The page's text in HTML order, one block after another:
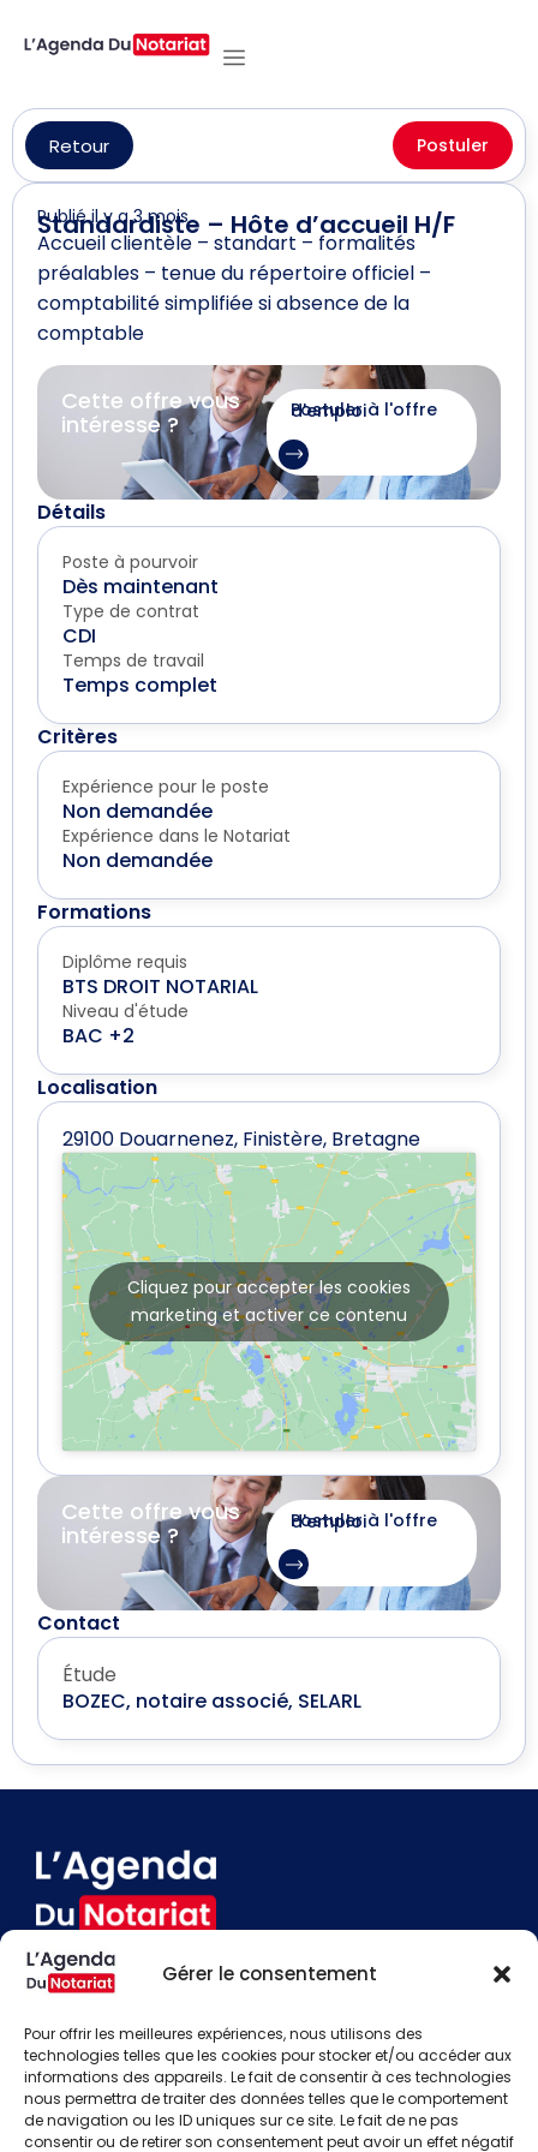
Gérer le consentement
Pour offrir les meilleures expériences, nous utilisons des
technologies telles que les cookies pour stocker et/ou accéder aux
informations des appareils. Le fait de consentir à ces technologies
nous permettra de traiter des données telles que le comportement
de navigation ou les ID uniques sur ce site. Le fait de ne pas
consentir ou de retirer son consentement peut avoir un effet négatif
Retour Postuler
Standardiste – Hôte d’accueil H/F
Publié il y a 3 mois
Accueil clientèle – standart – formalités
préalables – tenue du répertoire officiel –
comptabilité simplifiée si absence de la
comptable
Cette offre vous
intéresse ?
Postuler à l'offre d'emploi
Détails
Poste à pourvoir
Dès maintenant
Type de contrat
CDI
Temps de travail
Temps complet
Critères
Expérience pour le poste
Non demandée
Expérience dans le Notariat
Non demandée
Formations
Diplôme requis
BTS DROIT NOTARIAL
Niveau d'étude
BAC +2
Localisation
29100 Douarnenez, Finistère, Bretagne
Cliquez pour accepter les cookies
marketing et activer ce contenu
Cette offre vous
intéresse ?
Postuler à l'offre d'emploi
Contact
Étude
BOZEC, notaire associé, SELARL
Contact
Besoin d'aide
Actualités
Évènements
Offres d'emploi